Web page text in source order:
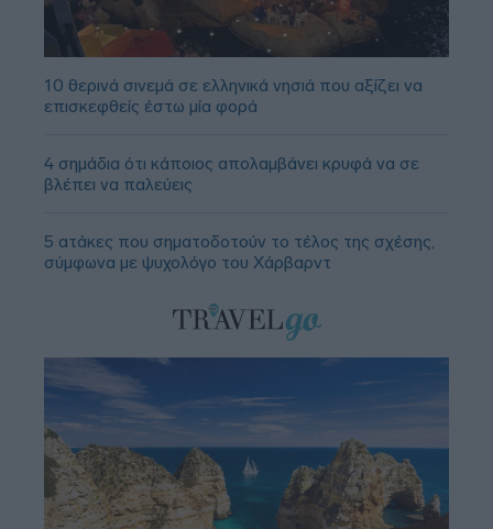
10 θερινά σινεμά σε ελληνικά νησιά που αξίζει να
επισκεφθείς έστω μία φορά
4 σημάδια ότι κάποιος απολαμβάνει κρυφά να σε
βλέπει να παλεύεις
5 ατάκες που σηματοδοτούν το τέλος της σχέσης,
σύμφωνα με ψυχολόγο του Χάρβαρντ